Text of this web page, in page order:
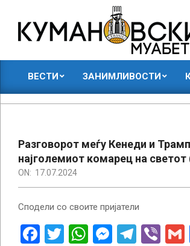
content
КУМАНОВСКИ
МУАБЕТИ
ВЕСТИ ЗАНИМЛИВОСТИ
Разговорот меѓу Кенеди и
најголемиот комарец на
ON: 17.07.2024
Сподели со своите пријатели
Facebook
Twitter
WhatsApp